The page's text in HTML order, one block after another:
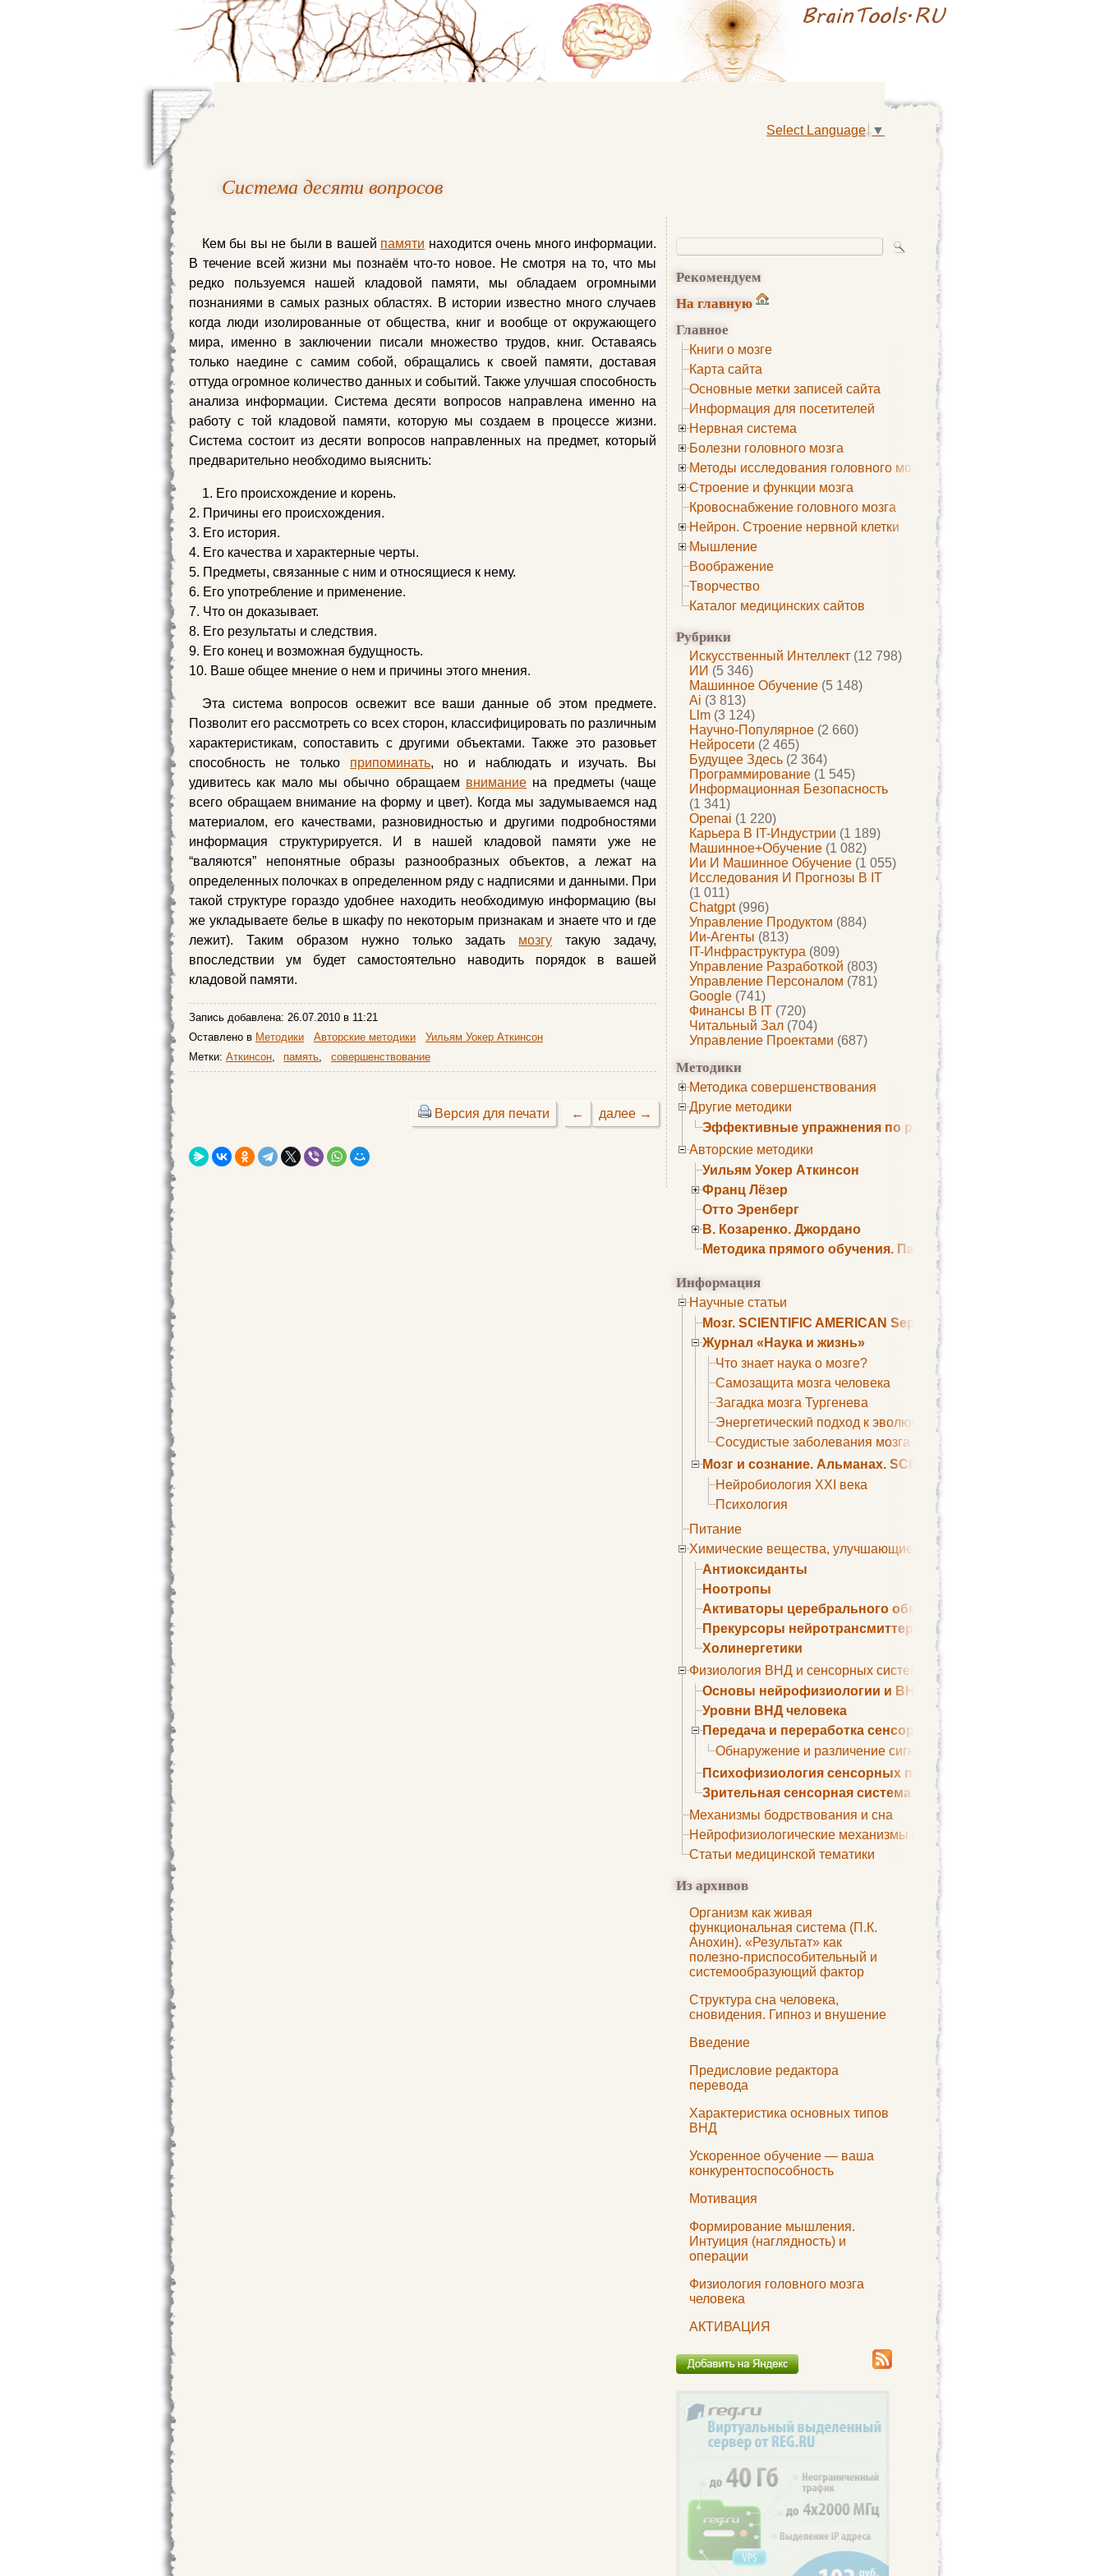
Select Language ▼
Система десяти вопросов
Рекомендуем
На главную
Главное
Книги о мозге
Карта сайта
Основные метки записей сайта
Информация для посетителей
Нервная система
Болезни головного мозга
Методы исследования головного мозга
Строение и функции мозга
Кровоснабжение головного мозга
Нейрон. Строение нервной клетки
Мышление
Воображение
Творчество
Каталог медицинских сайтов
Рубрики
Искусственный Интеллект (12 798)
ИИ (5 346)
Машинное Обучение (5 148)
Ai (3 813)
Llm (3 124)
Научно-Популярное (2 660)
Нейросети (2 465)
Будущее Здесь (2 364)
Программирование (1 545)
Информационная Безопасность
(1 341)
Openai (1 220)
Карьера В IT-Индустрии (1 189)
Машинное+обучение (1 082)
Ии И Машинное Обучение (1 055)
Исследования И Прогнозы В IT
(1 011)
Chatgpt(996)
Управление Продуктом (884)
Ии-Агенты (813)
IT-Инфраструктура (809)
Управление Разработкой (803)
Управление Персоналом (781)
Google (741)
Финансы В IT (720)
Читальный Зал (704)
Управление Проектами (687)
Методики
Методика совершенствования
Другие методики
Эффективные упражнения по развитию памяти
Авторские методики
Уильям Уокер Аткинсон
Франц Лёзер
Отто Эренберг
В. Козаренко. Джордано
Методика прямого обучения. Пауль Шелли
Информация
Научные статьи
Мозг. SCIENTIFIC AMERICAN September 1979
Журнал «Наука и жизнь»
Что знает наука о мозге?
Самозащита мозга человека
Загадка мозга Тургенева
Энергетический подход к эволюции мозга
Сосудистые заболевания мозга. Все может начаться с
Мозг и сознание. Альманах. SCIENTIFIC AMERICAN
Нейробиология XXI века
Психология
Питание
Химические вещества, улучшающие умственные способности
Антиоксиданты
Ноотропы
Активаторы церебрального обмена веществ
Прекурсоры нейротрансмиттеров
Холинергетики
Физиология ВНД и сенсорных систем
Основы нейрофизиологии и ВНД
Уровни ВНД человека
Передача и переработка сенсорных сигналов
Обнаружение и различение сигналов. Сенсорная рецепция
Психофизиология сенсорных процессов
Зрительная сенсорная система
Механизмы бодрствования и сна
Нейрофизиологические механизмы сна
Статьи медицинской тематики
Из архивов
Организм как живая
функциональная система (П.К.
Анохин). «Результат» как
полезно-приспособительный и
системообразующий фактор
Структура сна человека,
сновидения. Гипноз и внушение
Введение
Предисловие редактора
перевода
Характеристика основных типов
ВНД
Ускоренное обучение — ваша
конкурентоспособность
Мотивация
Формирование мышления.
Интуиция (наглядность) и
операции
Физиология головного мозга
человека
АКТИВАЦИЯ
Кем бы вы не были в вашей памяти находится очень много информации.
В течение всей жизни мы познаём что-то новое. Не смотря на то, что мы
редко пользуемся нашей кладовой памяти, мы обладаем огромными
познаниями в самых разных областях. В истории известно много случаев
когда люди изолированные от общества, книг и вообще от окружающего
мира, именно в заключении писали множество трудов, книг. Оставаясь
только наедине с самим собой, обращались к своей памяти, доставая
оттуда огромное количество данных и событий. Также улучшая способность
анализа информации. Система десяти вопросов направлена именно на
работу с той кладовой памяти, которую мы создаем в процессе жизни.
Система состоит из десяти вопросов направленных на предмет, который
предварительно необходимо выяснить:
1. Его происхождение и корень.
2. Причины его происхождения.
3. Его история.
4. Его качества и характерные черты.
5. Предметы, связанные с ним и относящиеся к нему.
6. Его употребление и применение.
7. Что он доказывает.
8. Его результаты и следствия.
9. Его конец и возможная будущность.
10. Ваше общее мнение о нем и причины этого мнения.
Эта система вопросов освежит все ваши данные об этом предмете.
Позволит его рассмотреть со всех сторон, классифицировать по различным
характеристикам, сопоставить с другими объектами. Также это разовьет
способность не только припоминать, но и наблюдать и изучать. Вы
удивитесь как мало мы обычно обращаем внимание на предметы (чаще
всего обращаем внимание на форму и цвет). Когда мы задумываемся над
материалом, его качествами, разновидностью и другими подробностями
информация структурируется. И в нашей кладовой памяти уже не
“валяются” непонятные образы разнообразных объектов, а лежат на
определенных полочках в определенном ряду с надписями и данными. При
такой структуре гораздо удобнее находить необходимую информацию (вы
же укладываете белье в шкафу по некоторым признакам и знаете что и где
лежит). Таким образом нужно только задать мозгу такую задачу,
впоследствии ум будет самостоятельно наводить порядок в вашей
кладовой памяти.
Запись добавлена: 26.07.2010 в 11:21
Оставлено в Методики Авторские методики
Уильям Уокер Аткинсон
Метки: Аткинсон, память, совершенствование
далее →
←
Версия для печати